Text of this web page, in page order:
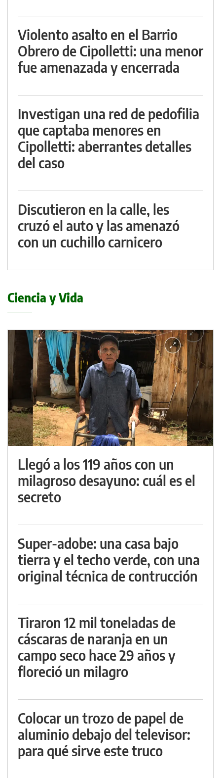
Violento asalto en el Barrio
Obrero de Cipolletti: una menor
fue amenazada y encerrada
Investigan una red de pedofilia
que captaba menores en
Cipolletti: aberrantes detalles
del caso
Discutieron en la calle, les
cruzó el auto y las amenazó
con un cuchillo carnicero
Ciencia y Vida
Llegó a los 119 años con un
milagroso desayuno: cuál es el
secreto
Super-adobe: una casa bajo
tierra y el techo verde, con una
original técnica de contrucción
Tiraron 12 mil toneladas de
cáscaras de naranja en un
campo seco hace 29 años y
floreció un milagro
Colocar un trozo de papel de
aluminio debajo del televisor:
para qué sirve este truco